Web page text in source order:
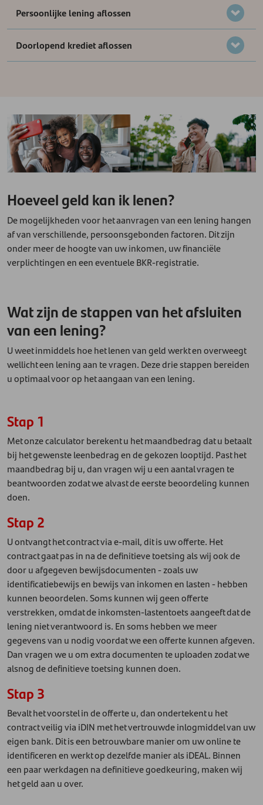
Persoonlijke lening aflossen
Doorlopend krediet aflossen
Hoeveel geld kan ik lenen?
De mogelijkheden voor het aanvragen van een lening hangen
af van verschillende, persoonsgebonden factoren. Dit zijn
onder meer de hoogte van uw inkomen, uw financiële
verplichtingen en een eventuele BKR-registratie.
Wat zijn de stappen van het afsluiten
van een lening?
U weet inmiddels hoe het lenen van geld werkt en overweegt
wellicht een lening aan te vragen. Deze drie stappen bereiden
u optimaal voor op het aangaan van een lening.
Stap 1
Met onze calculator berekent u het maandbedrag dat u betaalt
bij het gewenste leenbedrag en de gekozen looptijd. Past het
maandbedrag bij u, dan vragen wij u een aantal vragen te
beantwoorden zodat we alvast de eerste beoordeling kunnen
doen.
Stap 2
U ontvangt het contract via e-mail, dit is uw offerte. Het
contract gaat pas in na de definitieve toetsing als wij ook de
door u afgegeven bewijsdocumenten - zoals uw
identificatiebewijs en bewijs van inkomen en lasten - hebben
kunnen beoordelen. Soms kunnen wij geen offerte
verstrekken, omdat de inkomsten-lastentoets aangeeft dat de
lening niet verantwoord is. En soms hebben we meer
gegevens van u nodig voordat we een offerte kunnen afgeven.
Dan vragen we u om extra documenten te uploaden zodat we
alsnog de definitieve toetsing kunnen doen.
Stap 3
Bevalt het voorstel in de offerte u, dan ondertekent u het
contract veilig via iDIN met het vertrouwde inlogmiddel van uw
eigen bank. Dit is een betrouwbare manier om uw online te
identificeren en werkt op dezelfde manier als iDEAL. Binnen
een paar werkdagen na definitieve goedkeuring, maken wij
het geld aan u over.